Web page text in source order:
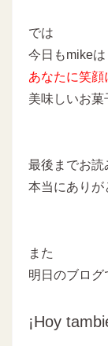
では
今日もmikeは
あなたに笑顔
美味しいお菓
最後までお読
本当にありが
また
明日のブログ
¡Hoy